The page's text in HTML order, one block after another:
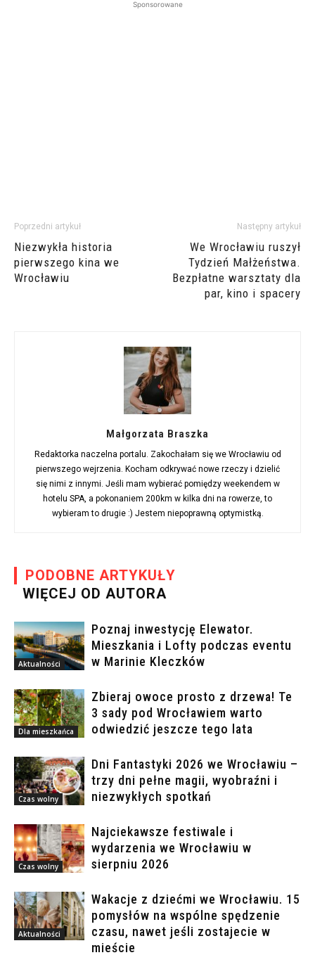
Sponsorowane
Poprzedni artykuł
Niezwykła historia
pierwszego kina we
Wrocławiu
Następny artykuł
We Wrocławiu ruszył
Tydzień Małżeństwa.
Bezpłatne warsztaty dla
par, kino i spacery
Małgorzata Braszka
Redaktorka naczelna portalu. Zakochałam się we Wrocławiu od
pierwszego wejrzenia. Kocham odkrywać nowe rzeczy i dzielić
się nimi z innymi. Jeśli mam wybierać pomiędzy weekendem w
hotelu SPA, a pokonaniem 200km w kilka dni na rowerze, to
wybieram to drugie :) Jestem niepoprawną optymistką.
PODOBNE ARTYKUŁY
WIĘCEJ OD AUTORA
Aktualności
Poznaj inwestycję Elewator.
Mieszkania i Lofty podczas eventu
w Marinie Kleczków
Dla mieszkańca
Zbieraj owoce prosto z drzewa! Te
3 sady pod Wrocławiem warto
odwiedzić jeszcze tego lata
Czas wolny
Dni Fantastyki 2026 we Wrocławiu –
trzy dni pełne magii, wyobraźni i
niezwykłych spotkań
Czas wolny
Najciekawsze festiwale i
wydarzenia we Wrocławiu w
sierpniu 2026
Aktualności
Wakacje z dziećmi we Wrocławiu. 15
pomysłów na wspólne spędzenie
czasu, nawet jeśli zostajecie w
mieście